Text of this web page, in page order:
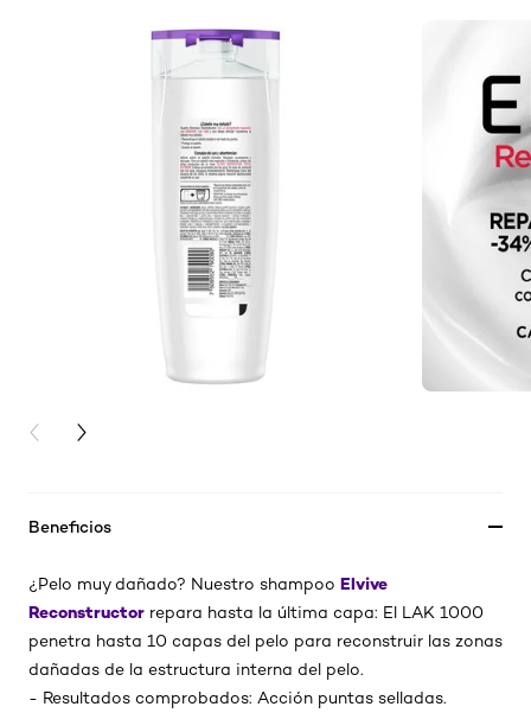
PREVIOUS CARD
NEXT CARD
Beneficios
¿Pelo muy dañado? Nuestro shampoo Elvive
Reconstructor repara hasta la última capa: El LAK 1000
penetra hasta 10 capas del pelo para reconstruir las zonas
dañadas de la estructura interna del pelo.
- Resultados comprobados: Acción puntas selladas.